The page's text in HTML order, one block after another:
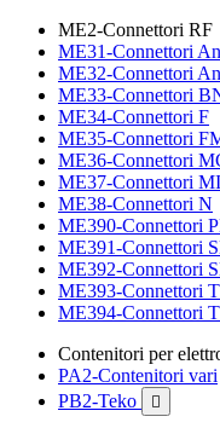
ME2-Connettori RF
ME31-Connettori
ME32-Connettori
ME33-Connettori
ME34-Connettori F
ME35-Connettori
ME36-Connettori
ME37-Connettori
ME38-Connettori N
ME390-Connettori
ME391-Connettori
ME392-Connettori
ME393-Connettori
ME394-Connettori
Contenitori per
PA2-Contenitori vari
PB2-Teko
